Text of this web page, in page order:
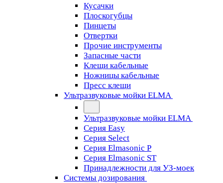
Кусачки
Плоскогубцы
Пинцеты
Отвертки
Прочие инструменты
Запасные части
Клещи кабельные
Ножницы кабельные
Пресс клещи
Ультразвуковые мойки ELMA
Ультразвуковые мойки ELMA
Серия Easy
Серия Select
Серия Elmasonic P
Серия Elmasonic ST
Принадлежности для УЗ-моек
Системы дозирования